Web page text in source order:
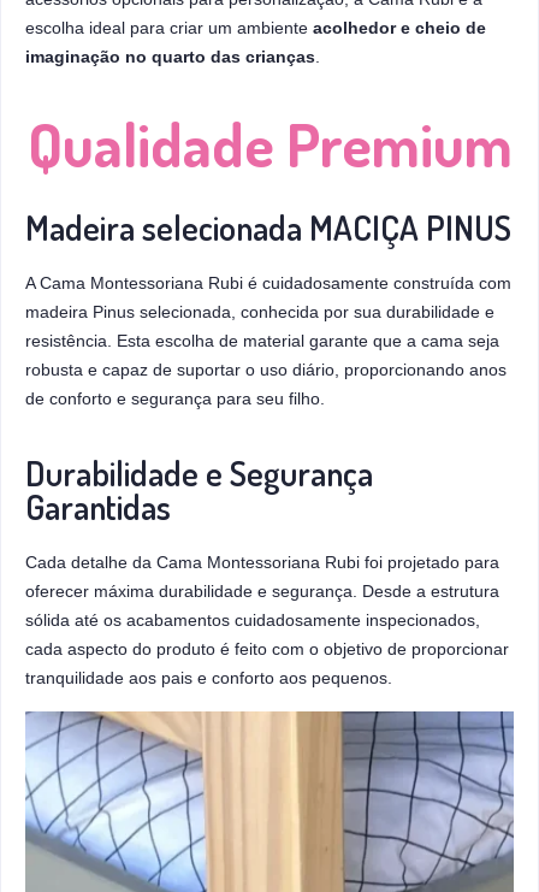
escolha ideal para criar um ambiente acolhedor e cheio de
imaginação no quarto das crianças
Qualidade Premium
Madeira selecionada MACIÇA PINUS
A Cama Montessoriana Rubi é cuidadosamente construída com
madeira Pinus selecionada, conhecida por sua durabilidade e
resistência. Esta escolha de material garante que a cama seja
robusta e capaz de suportar o uso diário, proporcionando anos
de conforto e segurança para seu filho.
Durabilidade e Segurança
Garantidas
Cada detalhe da Cama Montessoriana Rubi foi projetado para
oferecer máxima durabilidade e segurança. Desde a estrutura
sólida até os acabamentos cuidadosamente inspecionados,
cada aspecto do produto é feito com o objetivo de proporcionar
tranquilidade aos pais e conforto aos pequenos.